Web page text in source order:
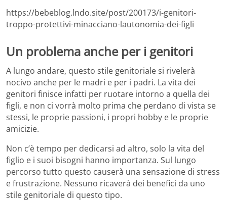
https://bebeblog.lndo.site/post/200173/i-genitori-
troppo-protettivi-minacciano-lautonomia-dei-figli
Un problema anche per i genitori
A lungo andare, questo stile genitoriale si rivelerà
nocivo anche per le madri e per i padri. La vita dei
genitori finisce infatti per ruotare intorno a quella dei
figli, e non ci vorrà molto prima che perdano di vista se
stessi, le proprie passioni, i propri hobby e le proprie
amicizie.
Non c’è tempo per dedicarsi ad altro, solo la vita del
figlio e i suoi bisogni hanno importanza. Sul lungo
percorso tutto questo causerà una sensazione di stress
e frustrazione. Nessuno ricaverà dei benefici da uno
stile genitoriale di questo tipo.